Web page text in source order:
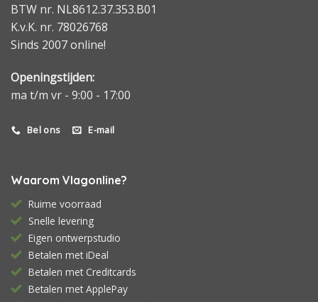
BTW nr. NL8612.37.353.B01
K.v.K. nr. 78026768
Sinds 2007 online!
Openingstijden:
ma t/m vr - 9:00 - 17:00
Bel ons E-mail
Waarom Vlagonline?
Ruime voorraad
Snelle levering
Eigen ontwerpstudio
Betalen met iDeal
Betalen met Creditcards
Betalen met ApplePay